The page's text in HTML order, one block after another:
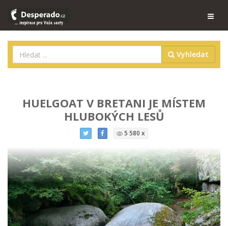
Vyhledat
HUELGOAT V BRETANI JE MÍSTEM
HLUBOKÝCH LESŮ
5 580 x